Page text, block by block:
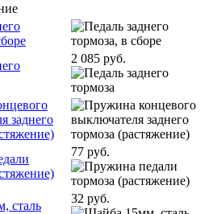
2 085 руб.
заднего
77 руб.
сталь
32 руб.